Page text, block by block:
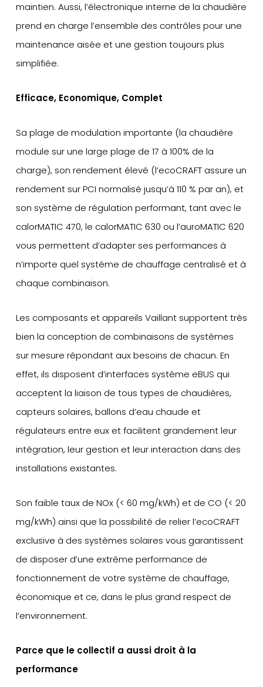
maintien. Aussi, l’électronique interne de la chaudière
prend en charge l’ensemble des contrôles pour une
maintenance aisée et une gestion toujours plus
simplifiée.
Efficace, Economique, Complet
Sa plage de modulation importante (la chaudière
module sur une large plage de 17 à 100% de la
charge), son rendement élevé (l’ecoCRAFT assure un
rendement sur PCI normalisé jusqu’à 110 % par an), et
son système de régulation performant, tant avec le
calorMATIC 470, le calorMATIC 630 ou l’auroMATIC 620
vous permettent d’adapter ses performances à
n’importe quel système de chauffage centralisé et à
chaque combinaison.
Les composants et appareils Vaillant supportent très
bien la conception de combinaisons de systèmes
sur mesure répondant aux besoins de chacun. En
effet, ils disposent d’interfaces système eBUS qui
acceptent la liaison de tous types de chaudières,
capteurs solaires, ballons d’eau chaude et
régulateurs entre eux et facilitent grandement leur
intégration, leur gestion et leur interaction dans des
installations existantes.
Son faible taux de NOx (< 60 mg/kWh) et de CO (< 20
mg/kWh) ainsi que la possibilité de relier l’ecoCRAFT
exclusive à des systèmes solaires vous garantissent
de disposer d’une extrême performance de
fonctionnement de votre système de chauffage,
économique et ce, dans le plus grand respect de
l’environnement.
Parce que le collectif a aussi droit à la
performance